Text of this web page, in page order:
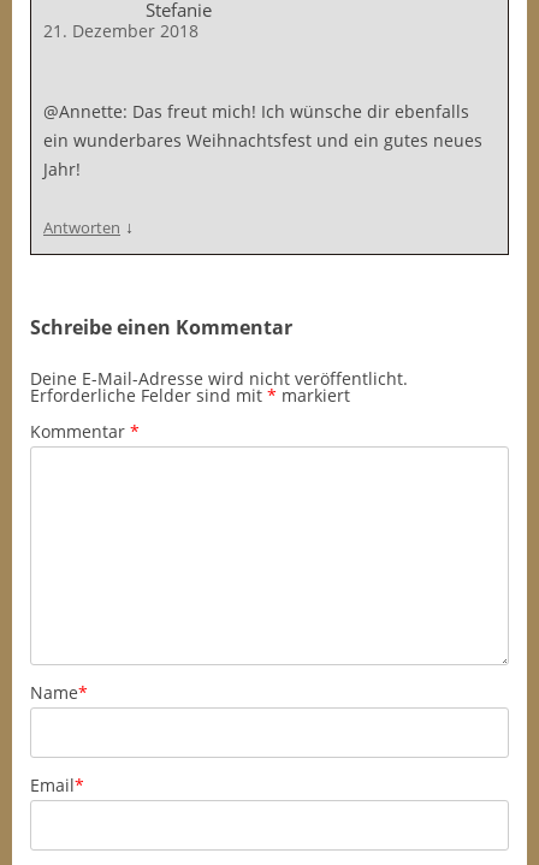
Stefanie
21. Dezember 2018
@Annette: Das freut mich! Ich wünsche dir ebenfalls
ein wunderbares Weihnachtsfest und ein gutes neues
Jahr!
Antworten ↓
Schreibe einen Kommentar
Deine E-Mail-Adresse wird nicht veröffentlicht.
Erforderliche Felder sind mit * markiert
Kommentar *
Name*
Email*